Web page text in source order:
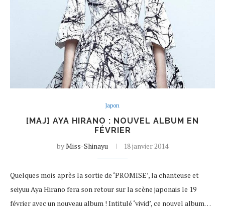
Japon
[MAJ] AYA HIRANO : NOUVEL ALBUM EN
FÉVRIER
byMiss-Shinayu 18 janvier 2014
Quelques mois après la sortie de ‘PROMISE’, la chanteuse et
seiyuu Aya Hirano fera son retour sur la scène japonais le 19
février avec un nouveau album ! Intitulé ‘vivid’, ce nouvel album…